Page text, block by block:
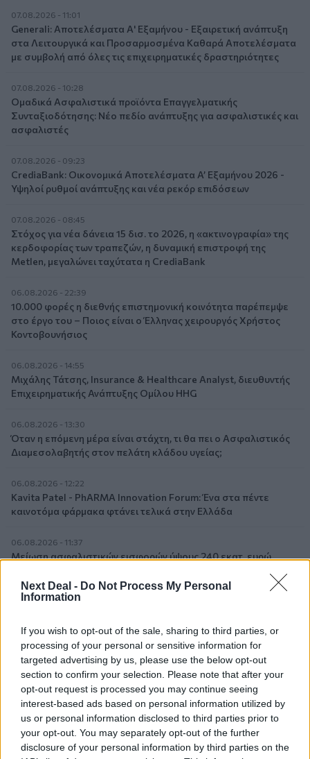
Next Deal - Do Not Process My Personal
Information
If you wish to opt-out of the sale, sharing to third parties, or
processing of your personal or sensitive information for
targeted advertising by us, please use the below opt-out
section to confirm your selection. Please note that after your
opt-out request is processed you may continue seeing
interest-based ads based on personal information utilized by
us or personal information disclosed to third parties prior to
your opt-out. You may separately opt-out of the further
disclosure of your personal information by third parties on the
07.08.2026 - 11:01
Generali: Αποτελέσματα Α' Εξαμήνου - Εξαιρετική ανάπτυξη
στα Λειτουργικά και Προσαρμοσμένα Καθαρά Αποτελέσματα
με συμβολή από όλες τις επιχειρηματικές δραστηριότητες
07.08.2026 - 10:28
Ομαδικά Ασφαλιστικά προϊόντα Επαγγελματικής
Συνταξιοδότησης: Νέο πεδίο ανάπτυξης για ασφαλιστικές και
ασφαλιστές
07.08.2026 - 09:23
CrediaBank: Οικονομικά Αποτελέσματα A’ Εξαμήνου 2026 -
Υψηλοί ρυθμοί ανάπτυξης και νέα ρεκόρ επιδόσεων
07.08.2026 - 08:45
Στόχος για νέα δάνεια 15 δισ. το 2026, η «ακτινογραφία» της
κερδοφορίας των τραπεζών, η δυναμική επιστροφή της
Metlen, μεγαλώνει ταχύτατα η CrediaBank
06.08.2026 - 22:39
10.000 φορές η διεθνής επιστημονική κοινότητα παρέπεμψε
στο έργο του – Ποιος είναι ο Έλληνας χειρουργός Χρήστος
Κοντοβουνήσιος
06.08.2026 - 14:55
Μιχάλης Τάτσης, Insurance & Healthcare Analyst, διευθυντής
Επιχειρηματικής Ανάπτυξης Ομίλου HHG
06.08.2026 - 13:30
Όταν η επόμενη μέρα είναι στάχτη, τι θα πει ο Ασφαλιστικός
Διαμεσολαβητής στον πελάτη κλάδου υγείας;
06.08.2026 - 12:22
Kavita Patel - PhARMA Innovation Forum: Ένα στα πέντε
καινοτόμα φάρμακα φτάνει τελικά στην Ελλάδα
06.08.2026 - 11:37
Μείωση ασφαλιστικών εισφορών ύψους 240 εκατ. ευρώ
06.08.2026 - 10:45
ενεργειακή κρίση;
06.08.2026 - 09:15
Στέλιος Λιανός – INTERAMERICAN / Αθηναϊκή Γενική Κλινική
06.08.2026 - 08:40
Η γαλλική «ψήφος» στο «καλώδιο» και τα συμφέροντα, οι
ελληνικές τράπεζες «πρωταθλήτριες» στα δάνεια, νέο deal
Βαρδινογιάννη- Εξάρχου και ο διπλασιασμός των κερδών της